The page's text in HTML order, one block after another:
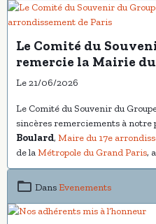
Le Comité du
remercie la Mairie
de Paris
Le 21/06/2026
Le Comité du Souvenir du
sincères remerciements à
Boulard, Maire du 17e
de laMétropole du Grand Paris,
Terrioux,Conseiller délégué à
citoyenneté
notre histoire nationale.
DansEvenements